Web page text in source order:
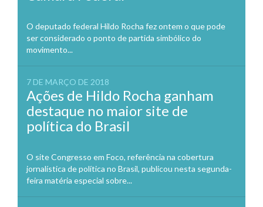
O deputado federal Hildo Rocha fez ontem o que pode
ser considerado o ponto de partida simbólico do
movimento...
7 DE MARÇO DE 2018
Ações de Hildo Rocha ganham
destaque no maior site de
política do Brasil
O site Congresso em Foco, referência na cobertura
jornalística de política no Brasil, publicou nesta segunda-
feira matéria especial sobre...